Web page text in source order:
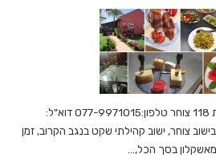
הניסים של השף כתובת: רחוב זית 118 צוחר טלפון:077-9971015 דוא"ל:
shoshmagia@Hotmail.com בישוב צוחר, ישוב קהילתי שקט בנגב הקרוב, זמן